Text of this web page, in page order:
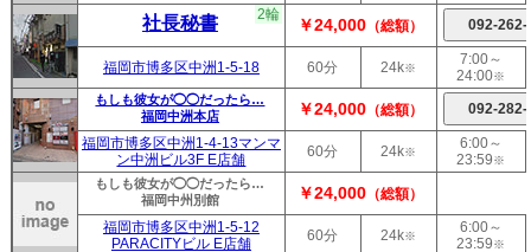
社長秘書 2輪
￥24,000 （総額）
福岡市博多区中洲1-5-18 60分 24k※
7:00～
24:00※
もしも彼女が◯◯だったら…
福岡中洲本店
￥24,000 （総額）
福岡市博多区中洲1-4-13マンマ
ン中洲ビル3F E店舗
60分 24k※
6:00～
23:59※
もしも彼女が◯◯だったら…
福岡中州別館
￥24,000 （総額）
福岡市博多区中洲1-5-12
PARACITYビル E店舗
60分 24k※
6:00～
23:59※